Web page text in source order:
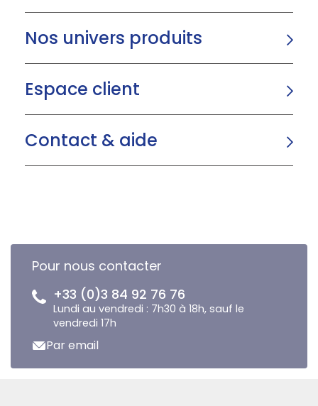
Nos univers produits
Espace client
Contact & aide
Pour nous contacter
+33 (0)3 84 92 76 76
Lundi au vendredi : 7h30 à 18h, sauf le
vendredi 17h
Par email